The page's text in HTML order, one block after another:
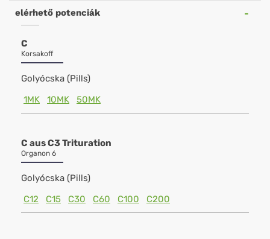
elérhető potenciák
C
Korsakoff
Golyócska (Pills)
1MK
10MK 50MK
C aus C3 Trituration
Organon 6
Golyócska (Pills)
C12
C15 C30 C60 C100 C200